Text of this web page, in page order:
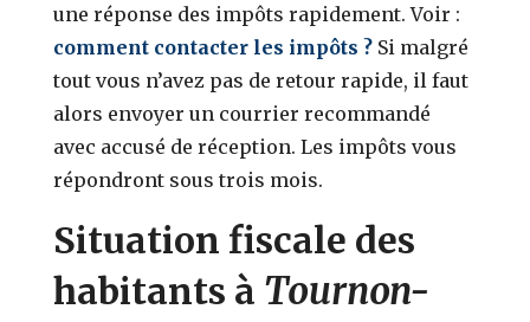
une réponse des impôts rapidement. Voir :
comment contacter les impôts ? Si malgré
tout vous n’avez pas de retour rapide, il faut
alors envoyer un courrier recommandé
avec accusé de réception. Les impôts vous
répondront sous trois mois.
Situation fiscale des
habitants à Tournon-